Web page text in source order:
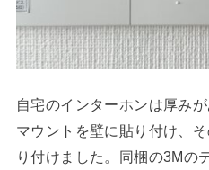
自宅のインターホンは厚み
マウントを壁に貼り付け、
り付けました。同梱の3Mの